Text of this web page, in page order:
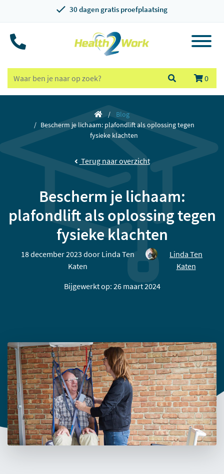
30 dagen gratis proefplaatsing
0
Blog
Bescherm je lichaam: plafondlift als oplossing tegen
fysieke klachten
Terug naar overzicht
Bescherm je lichaam:
plafondlift als oplossing tegen
fysieke klachten
18 december 2023 door Linda Ten
Katen
Linda Ten
Katen
Bijgewerkt op: 26 maart 2024